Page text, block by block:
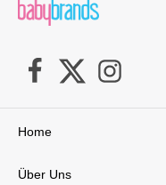
Home
Über Uns